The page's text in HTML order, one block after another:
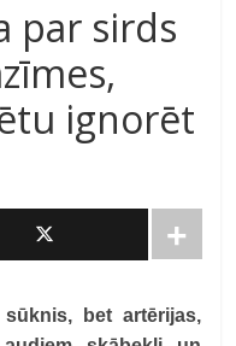
par sirds
ignorēt
bet artērijas,